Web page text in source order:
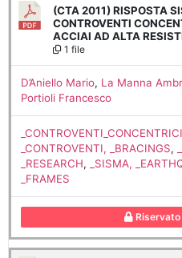
(CTA 2011) RISPOSTA
CONTROVENTI
ACCIAI AD ALTA
1 file
D’Aniello Mario, La Manna
Portioli Francesco
_CONTROVENTI_CONCENTRICI
_CONTROVENTI, _BRACINGS,
_RESEARCH, _SISMA,
_FRAMES
Riservato